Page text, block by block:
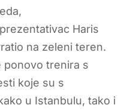
Haris
na zeleni teren.
ponovo trenira s
koje su s
u Istanbulu, tako i